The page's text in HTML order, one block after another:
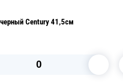
Мусат черный Century 41,5см